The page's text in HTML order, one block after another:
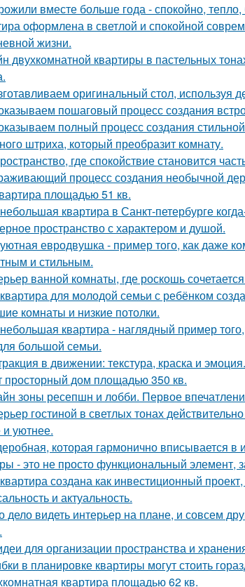
вместе больше года - спокойно, тепло,
оформлена в светлой и спокойной
жизни.
двухкомнатной квартиры в пастельных
оригинальный стол, используя
пошаговый процесс создания
полный процесс создания
штриха, который преобразит комнату.
где спокойствие становится
процесс создания необычной
площадью 51 кв.
квартира в Санкт-петербурге
пространство с характером и душой.
евродвушка - пример того, как даже
и стильным.
ванной комнаты, где роскошь
для молодой семьи с ребёнком
комнаты и низкие потолки.
квартира - наглядный пример
большой семьи.
в движении: текстура, краска и эмоция.
просторный дом площадью 350 кв.
зоны ресепшн и лобби. Первое
гостиной в светлых тонах
и уютнее.
которая гармонично вписывается в
- это не просто функциональный элемент,
создана как инвестиционный
и актуальность.
дело видеть интерьер на плане, и совсем
для организации пространства и
в планировке квартиры могут стоить
квартира площадью 62 кв.